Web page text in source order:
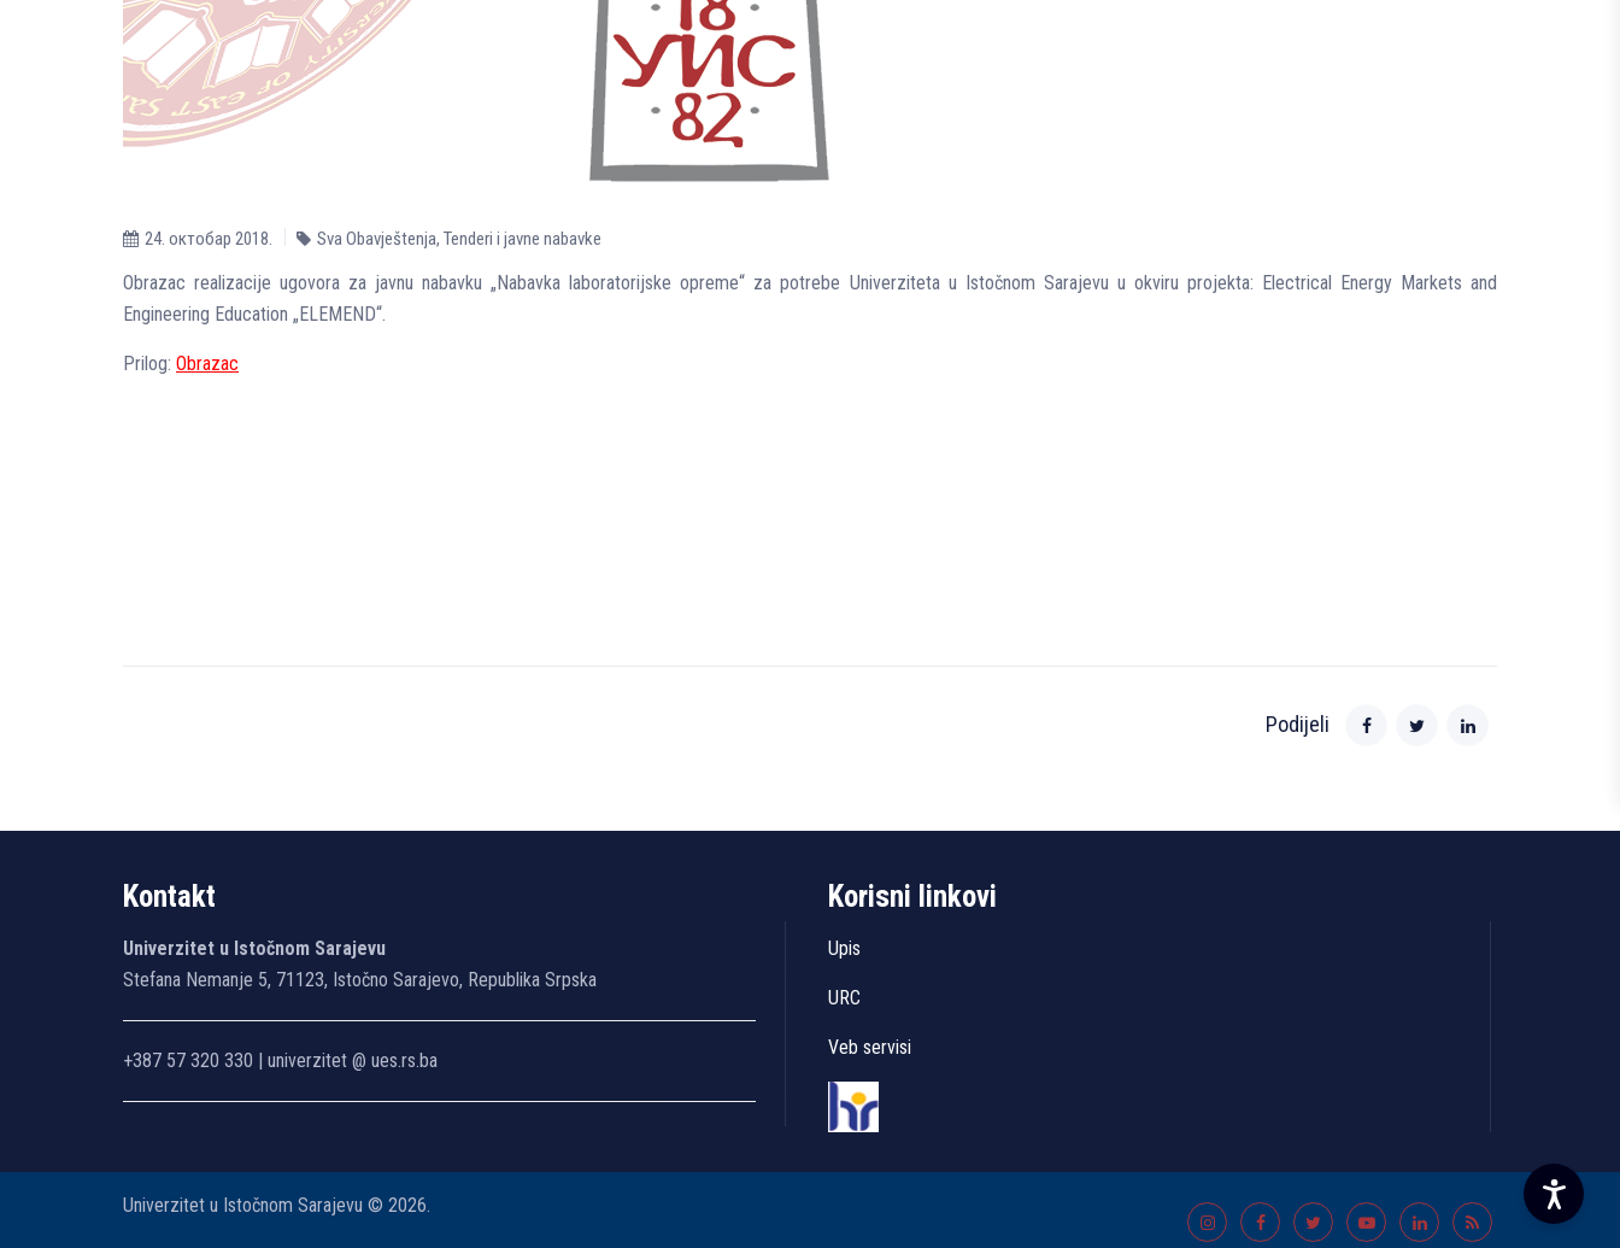
24. октобар 2018. Sva Obavještenja, Tenderi i javne nabavke
Obrazac realizacije ugovora za javnu nabavku „Nabavka laboratorijske opremе“ za potrebe Univerziteta u Istočnom Sarajevu u okviru projekta: Electrical Energy Markets and
Engineering Education „ELEMEND“.
Prilog: Obrazac
Podijeli
Kontakt
Univerzitet u Istočnom Sarajevu
Stefana Nemanje 5, 71123, Istočno Sarajevo, Republika Srpska
+387 57 320 330 | univerzitet @ ues.rs.ba
Korisni linkovi
Upis
URC
Veb servisi
Univerzitet u Istočnom Sarajevu © 2026.